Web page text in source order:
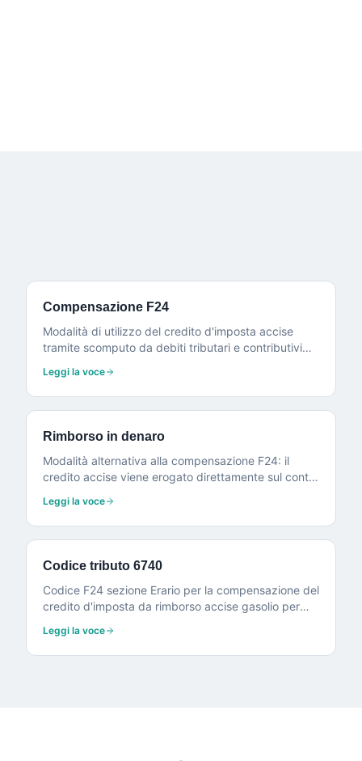
Compensazione F24
Modalità di utilizzo del credito d'imposta accise
tramite scomputo da debiti tributari e contributivi
Leggi la voce
Rimborso in denaro
Modalità alternativa alla compensazione F24: il
credito accise viene erogato direttamente sul conto
Leggi la voce
Codice tributo 6740
Codice F24 sezione Erario per la compensazione del
credito d'imposta da rimborso accise gasolio per
Leggi la voce